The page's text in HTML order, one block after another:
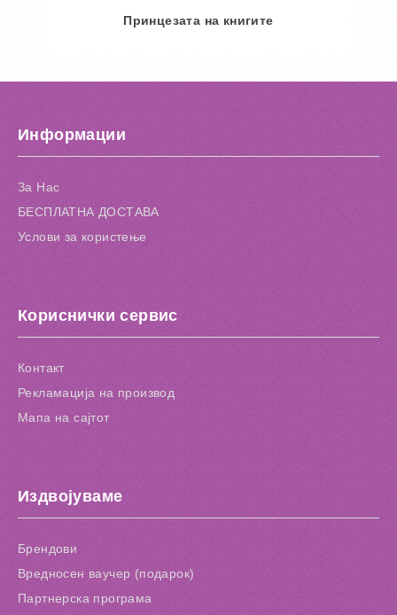
Принцезата на книгите
Информации
За Нас
БЕСПЛАТНА ДОСТАВА
Услови за користење
Кориснички сервис
Контакт
Рекламација на производ
Мапа на сајтот
Издвојуваме
Брендови
Вредносен ваучер (подарок)
Партнерска програма